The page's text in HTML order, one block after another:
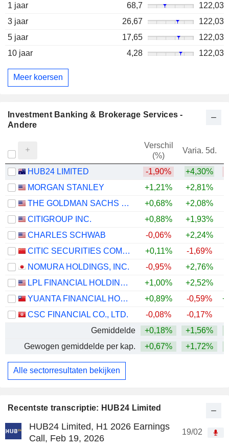
Recentste transcriptie: HUB24 Limited
HUB24 Limited, H1 2026 Earnings
Call, Feb 19, 2026
19/02
1 jaar
68,7
122,03
3 jaar
26,67
122,03
5 jaar
17,65
122,03
10 jaar
4,28 122,03
Meer koersen
Investment Banking & Brokerage Services -
Andere
Verschil
(%)
Varia. 5d.
HUB24 LIMITED -1,90% +4,30%
MORGAN STANLEY
+1,21% +2,81%
THE GOLDMAN SACHS GROUP, INC.
+0,68% +2,08%
CITIGROUP INC.
+0,88% +1,93%
CHARLES SCHWAB
-0,06% +2,24%
CITIC SECURITIES COMPANY LIMITED
+0,11% -1,69%
NOMURA HOLDINGS, INC.
-0,95% +2,76%
LPL FINANCIAL HOLDINGS INC.
+1,00% +2,52%
YUANTA FINANCIAL HOLDING CO., LTD.
+0,89% -0,59%
CSC FINANCIAL CO., LTD.
-0,08% -0,17%
Gemiddelde
+0,18% +1,56%
Gewogen gemiddelde per kap.
+0,67% +1,72%
Alle sectorresultaten bekijken